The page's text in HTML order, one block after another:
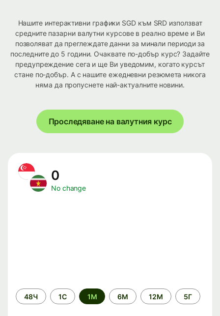
Нашите интерактивни графики SGD към SRD използват
средните пазарни валутни курсове в реално време и Ви
позволяват да преглеждате данни за минали периоди за
последните до 5 години. Очаквате по-добър курс? Задайте
предупреждение сега и ще Ви уведомим, когато курсът
стане по-добър. А с нашите ежедневни резюмета никога
няма да пропуснете най-актуалните новини.
Проследяване на валутния курс
0
No change
Time
period
48Ч 1С 1М 6М 12М 5Г